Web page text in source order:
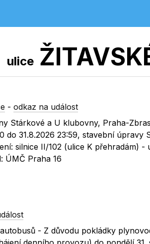
ulice
-odkaz na událost
Stárkové a U klubovny, Praha-
do 31.8.2026 23:59, stavební
silnice II/102 (ulice K přehradám) -
ÚMČ Praha 16
- Z důvodu pokládky